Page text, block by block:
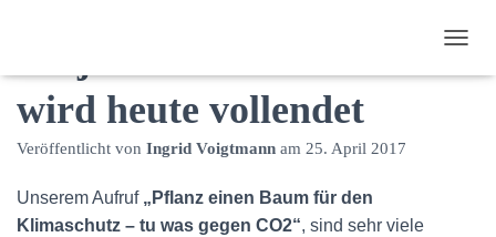
A
wird heute vollendet
Veröffentlicht von Ingrid Voigtmann am 25. April 2017
Unserem Aufruf „Pflanz einen Baum für den
Klimaschutz – tu was gegen CO2“, sind sehr viele